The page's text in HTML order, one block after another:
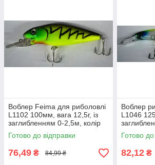
Воблер Feima для риболовлі
L1102 100мм, вага 12,5г, із
заглибленням 0-2,5м, колір
06
Готово до відправки
76,49 ₴ 84,99 ₴
Воблер
L1046
Готово до
82,12 ₴